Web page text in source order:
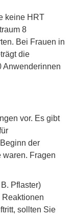
keine HRT
8
Bei Frauen in
die
Anwenderinnen
vor. Es gibt
der
waren. Fragen
Pflaster)
sollten Sie